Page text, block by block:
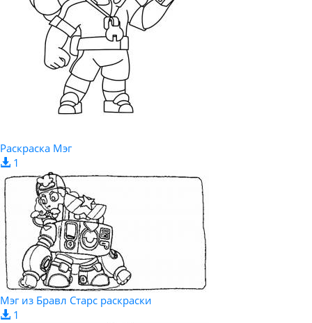
Раскраска Мэг
1
Мэг из Бравл Старс раскраски
1